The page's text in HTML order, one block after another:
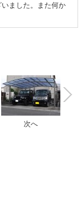
ました。また何か
次へ